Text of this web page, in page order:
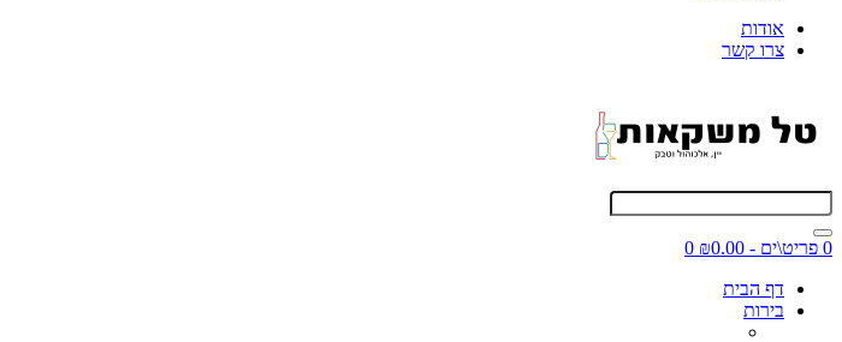
אודות
צרו קשר
0 פריט\ים - ₪0.00
0
דף הבית
בירות